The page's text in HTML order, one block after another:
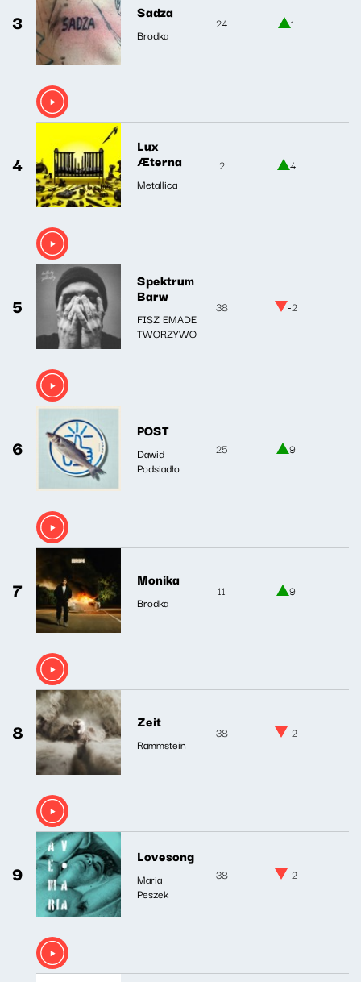
3 Sadza
Brodka
24 1
4
Lux
Æterna
Metallica
2 4
5
Spektrum
Barw
FISZ EMADE
TWORZYWO
38 -2
6
POST
Dawid
Podsiadło
25 9
7 Monika
Brodka
11 9
8 Zeit
Rammstein
38 -2
9
Lovesong
Maria
Peszek
38 -2